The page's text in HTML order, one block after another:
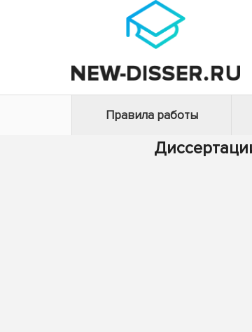
Правила работы